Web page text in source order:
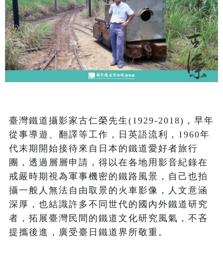
臺灣鐵道攝影家古仁榮先生(1929-2018)，早年
從事導遊、翻譯等工作，日英語流利，1960年
代末期開始接待來自日本的鐵道愛好者旅行
團，透過層層申請，得以在各地用影音紀錄在
戒嚴時期視為軍事機密的鐵路風景，自己也拍
攝一般人無法自由取景的火車影像，人文意涵
深厚，也結識許多不同世代的國內外鐵道研究
者，拓展臺灣民間的鐵道文化研究風氣，不吝